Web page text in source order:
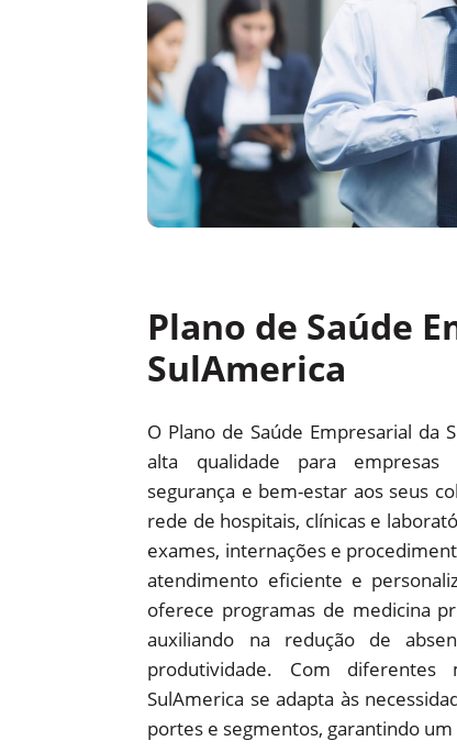
Plano de Saúde
SulAmerica
O Plano de Saúde Empresarial da
alta qualidade para empresas
segurança e bem-estar aos seus
rede de hospitais, clínicas e
exames, internações e
atendimento eficiente e
oferece programas de medicina
auxiliando na redução de
produtividade. Com diferentes
SulAmerica se adapta às
portes e segmentos, garantindo